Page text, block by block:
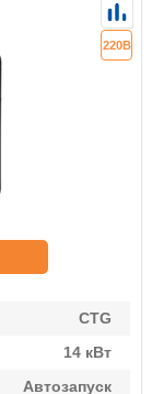
220В
CTG
14 кВт
Автозапуск